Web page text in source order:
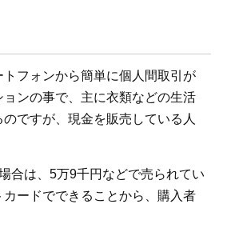
トフォンから簡単に個人間取引が
ンの事で、主に衣類などの生活
ですが、現金を販売している人
合は、5万9千円などで売られてい
ードでできることから、購入者